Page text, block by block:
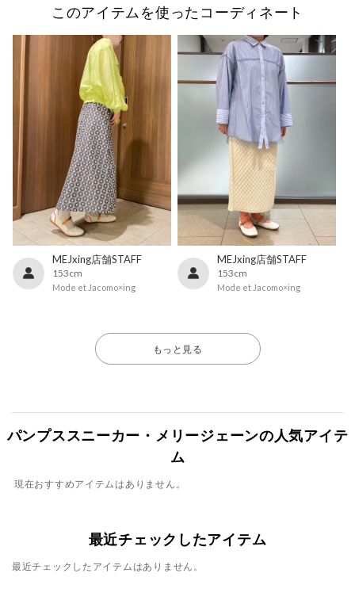
このアイテムを使ったコーディネート
MEJxing店舗STAFF
153cm
Mode et Jacomo×ing
MEJxing店舗STAFF
153cm
Mode et Jacomo×ing
もっと見る
パンプススニーカー・メリージェーンの人気アイテ
ム
現在おすすめアイテムはありません。
最近チェックしたアイテム
最近チェックしたアイテムはありません。